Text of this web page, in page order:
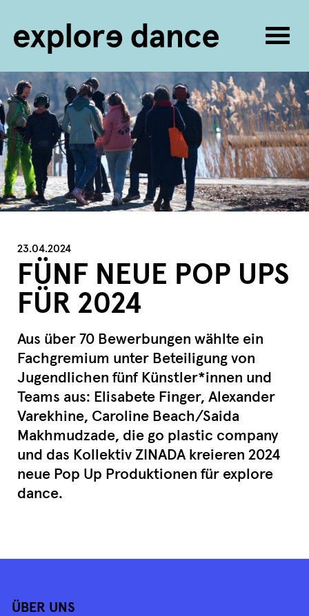
Zum Inhalt springen
23.04.2024
FÜNF NEUE POP UPS
FÜR 2024
Aus über 70 Bewerbungen wählte ein
Fachgremium unter Beteiligung von
Jugendlichen fünf Künstler*innen und
Teams aus: Elisabete Finger, Alexander
Varekhine, Caroline Beach/Saida
Makhmudzade, die go plastic company
und das Kollektiv ZINADA kreieren 2024
neue Pop Up Produktionen für explore
dance.
ÜBER UNS